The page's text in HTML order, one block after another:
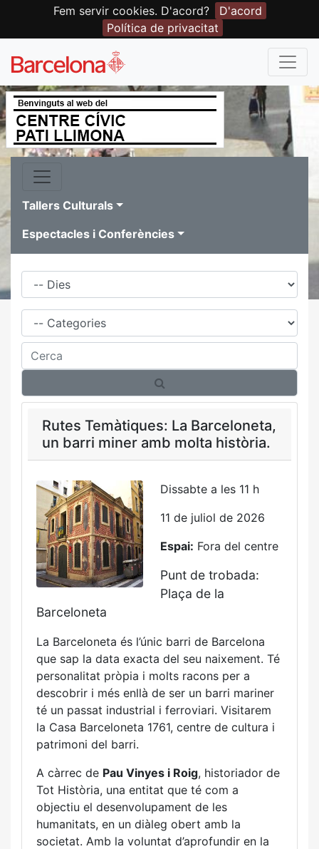
Fem servir cookies. D'acord?
D'acord
Política de privacitat
Tallers Culturals
Espectacles i Conferències
Dies
Família
Cerca
Rutes Temàtiques: La Barceloneta,
un barri miner amb molta història.
Dissabte a les 11 h
11 de juliol de 2026
Espai: Fora del centre
Punt de trobada:
Plaça de la
Barceloneta
La Barceloneta és l’únic barri de Barcelona
que sap la data exacta del seu naixement. Té
personalitat pròpia i molts racons per a
descobrir i més enllà de ser un barri mariner
té un passat industrial i ferroviari. Visitarem
la Casa Barceloneta 1761, centre de cultura i
patrimoni del barri.
A càrrec de Pau Vinyes i Roig, historiador de
Tot Història, una entitat que té com a
objectiu el desenvolupament de les
humanitats, en un diàleg obert amb la
societat. Amb la voluntat d’aprofundir en la